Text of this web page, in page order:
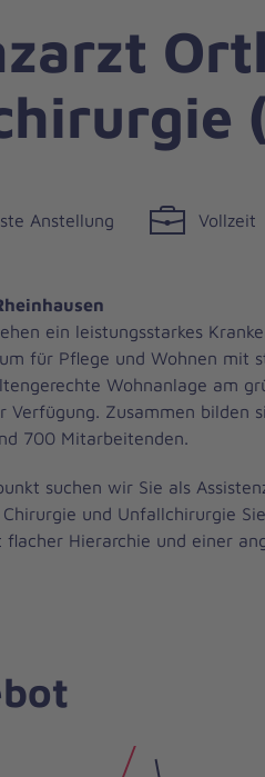
Anstellung Vollzeit
ein leistungsstarkes
für Pflege und Wohnen mit
Wohnanlage am
Verfügung. Zusammen bilden
700 Mitarbeitenden.
suchen wir Sie als
und Unfallchirurgie
flacher Hierarchie und einer